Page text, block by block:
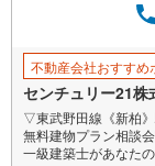
不動産会社おすすめ
センチュリー21株
▽東武野田線《新柏
無料建物プラン相談
一級建築士があなた